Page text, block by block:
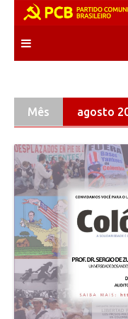
content
Mês agosto